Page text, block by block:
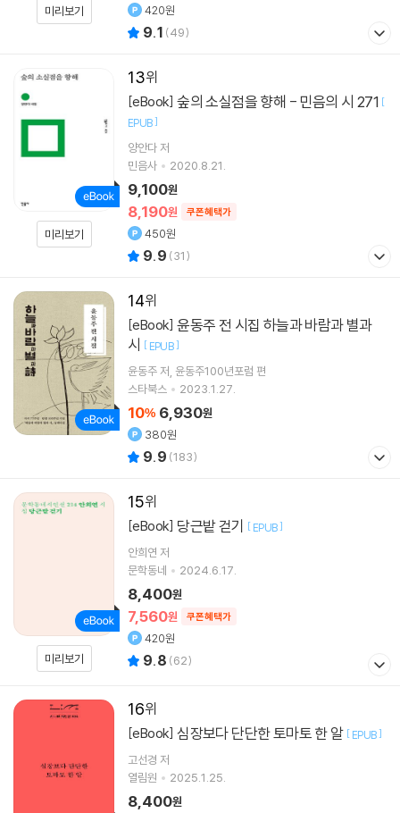
미리보기 420원
9.1 (49)
13
미리보기
[eBook] 숲의 소실점을 향해 - 민음의 시 271 [
EPUB]
양안다저
민음사
2020.8.21.
8,190원 쿠폰혜택가
9,100원
450원
9.9 (31)
14
[eBook] 윤동주 전 시집 하늘과 바람과 별과
시 [ EPUB]
윤동주저 윤동주100년포럼 편
스타북스
2023.1.27.
10% 6,930원
380원
9.9 (183)
15
미리보기
[eBook] 당근밭 걷기 [ EPUB]
안희연 저
문학동네
2024.6.17.
7,560원 쿠폰혜택가
8,400원
420원
9.8 (62)
16
[eBook] 심장보다 단단한 토마토 한 알 [ EPUB]
고선경 저
열림원
2025.1.25.
8,400원